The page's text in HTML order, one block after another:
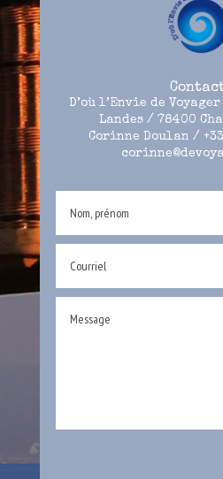
D’où l’Envie de
Landes / 78400
Corinne Doulan /